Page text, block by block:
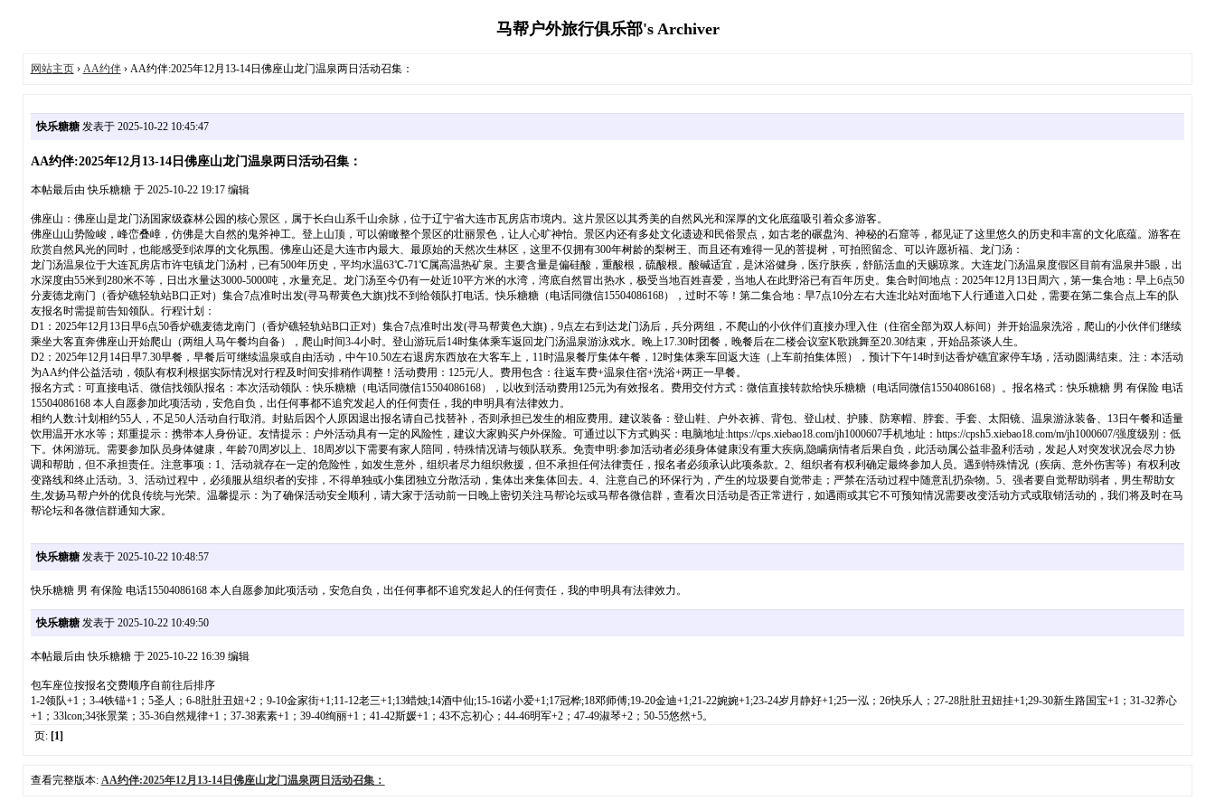
马帮户外旅行俱乐部's Archiver
网站主页› AA约伴› AA约伴:2025年12月13-14日佛座山龙门温泉两日活动召集：
快乐糖糖发表于 2025-10-22 10:45:47
AA约伴:2025年12月13-14日佛座山龙门温泉两日活动召集：
本帖最后由 快乐糖糖 于 2025-10-22 19:17 编辑
佛座山：佛座山是龙门汤国家级森林公园的核心景区，属于长白山系千山余脉，位于辽宁省大连市瓦房店市境内。这片景区以其秀美的自然风光和深厚的文化底蕴吸引着众多游客。
佛座山山势险峻，峰峦叠嶂，仿佛是大自然的鬼斧神工。登上山顶，可以俯瞰整个景区的壮丽景色，让人心旷神怡。景区内还有多处文化遗迹和民俗景点，如古老的碾盘沟、神秘的石窟等，都见证了这里悠久的历史和丰富的文化底蕴。游客在
欣赏自然风光的同时，也能感受到浓厚的文化氛围。佛座山还是大连市内最大、最原始的天然次生林区，这里不仅拥有300年树龄的梨树王、而且还有难得一见的菩提树，可拍照留念、可以许愿祈福、龙门汤：
龙门汤温泉位于大连瓦房店市许屯镇龙门汤村，已有500年历史，平均水温63℃-71℃属高温热矿泉。主要含量是偏硅酸，重酸根，硫酸根。酸碱适宜，是沐浴健身，医疗肤疾，舒筋活血的天赐琼浆。大连龙门汤温泉度假区目前有温泉井5眼，出
水深度由55米到280米不等，日出水量达3000-5000吨，水量充足。龙门汤至今仍有一处近10平方米的水湾，湾底自然冒出热水，极受当地百姓喜爱，当地人在此野浴已有百年历史。集合时间地点：2025年12月13日周六，第一集合地：早上6点50
分麦德龙南门（香炉礁轻轨站B口正对）集合7点准时出发(寻马帮黄色大旗)找不到给领队打电话。快乐糖糖（电话同微信15504086168），过时不等！第二集合地：早7点10分左右大连北站对面地下人行通道入口处，需要在第二集合点上车的队
友报名时需提前告知领队。行程计划：
D1：2025年12月13日早6点50香炉礁麦德龙南门（香炉礁轻轨站B口正对）集合7点准时出发(寻马帮黄色大旗)，9点左右到达龙门汤后，兵分两组，不爬山的小伙伴们直接办理入住（住宿全部为双人标间）并开始温泉洗浴，爬山的小伙伴们继续
乘坐大客直奔佛座山开始爬山（两组人马午餐均自备），爬山时间3-4小时。登山游玩后14时集体乘车返回龙门汤温泉游泳戏水。晚上17.30时团餐，晚餐后在二楼会议室K歌跳舞至20.30结束，开始品茶谈人生。
D2：2025年12月14日早7.30早餐，早餐后可继续温泉或自由活动，中午10.50左右退房东西放在大客车上，11时温泉餐厅集体午餐，12时集体乘车回返大连（上车前拍集体照），预计下午14时到达香炉礁宜家停车场，活动圆满结束。注：本活动
为AA约伴公益活动，领队有权利根据实际情况对行程及时间安排稍作调整！活动费用：125元/人。费用包含：往返车费+温泉住宿+洗浴+两正一早餐。
报名方式：可直接电话、微信找领队报名：本次活动领队：快乐糖糖（电话同微信15504086168），以收到活动费用125元为有效报名。费用交付方式：微信直接转款给快乐糖糖（电话同微信15504086168）。报名格式：快乐糖糖 男 有保险 电话
15504086168 本人自愿参加此项活动，安危自负，出任何事都不追究发起人的任何责任，我的申明具有法律效力。
相约人数:计划相约55人，不足50人活动自行取消。封贴后因个人原因退出报名请自己找替补，否则承担已发生的相应费用。建议装备：登山鞋、户外衣裤、背包、登山杖、护膝、防寒帽、脖套、手套、太阳镜、温泉游泳装备、13日午餐和适量
饮用温开水水等；郑重提示：携带本人身份证。友情提示：户外活动具有一定的风险性，建议大家购买户外保险。可通过以下方式购买：电脑地址:https://cps.xiebao18.com/jh1000607手机地址：https://cpsh5.xiebao18.com/m/jh1000607/强度级别：低
下。休闲游玩。需要参加队员身体健康，年龄70周岁以上、18周岁以下需要有家人陪同，特殊情况请与领队联系。免责申明:参加活动者必须身体健康没有重大疾病,隐瞒病情者后果自负，此活动属公益非盈利活动，发起人对突发状况会尽力协
调和帮助，但不承担责任。注意事项：1、活动就存在一定的危险性，如发生意外，组织者尽力组织救援，但不承担任何法律责任，报名者必须承认此项条款。2、组织者有权利确定最终参加人员。遇到特殊情况（疾病、意外伤害等）有权利改
变路线和终止活动。3、活动过程中，必须服从组织者的安排，不得单独或小集团独立分散活动，集体出来集体回去。4、注意自己的环保行为，产生的垃圾要自觉带走；严禁在活动过程中随意乱扔杂物。5、强者要自觉帮助弱者，男生帮助女
生,发扬马帮户外的优良传统与光荣。温馨提示：为了确保活动安全顺利，请大家于活动前一日晚上密切关注马帮论坛或马帮各微信群，查看次日活动是否正常进行，如遇雨或其它不可预知情况需要改变活动方式或取销活动的，我们将及时在马
帮论坛和各微信群通知大家。
快乐糖糖发表于 2025-10-22 10:48:57
快乐糖糖 男 有保险 电话15504086168 本人自愿参加此项活动，安危自负，出任何事都不追究发起人的任何责任，我的申明具有法律效力。
快乐糖糖发表于 2025-10-22 10:49:50
本帖最后由 快乐糖糖 于 2025-10-22 16:39 编辑
包车座位按报名交费顺序自前往后排序
1-2领队+1；3-4铁锚+1；5圣人；6-8肚肚丑妞+2；9-10金家街+1;11-12老三+1;13蜡烛;14酒中仙;15-16诺小爱+1;17冠桦;18邓师傅;19-20金迪+1;21-22婉婉+1;23-24岁月静好+1;25一泓；26快乐人；27-28肚肚丑妞挂+1;29-30新生路国宝+1；31-32养心
+1；33lcon;34张景業；35-36自然规律+1；37-38素素+1；39-40绚丽+1；41-42斯媛+1；43不忘初心；44-46明军+2；47-49淑琴+2；50-55悠然+5。
页: [1]
查看完整版本: AA约伴:2025年12月13-14日佛座山龙门温泉两日活动召集：